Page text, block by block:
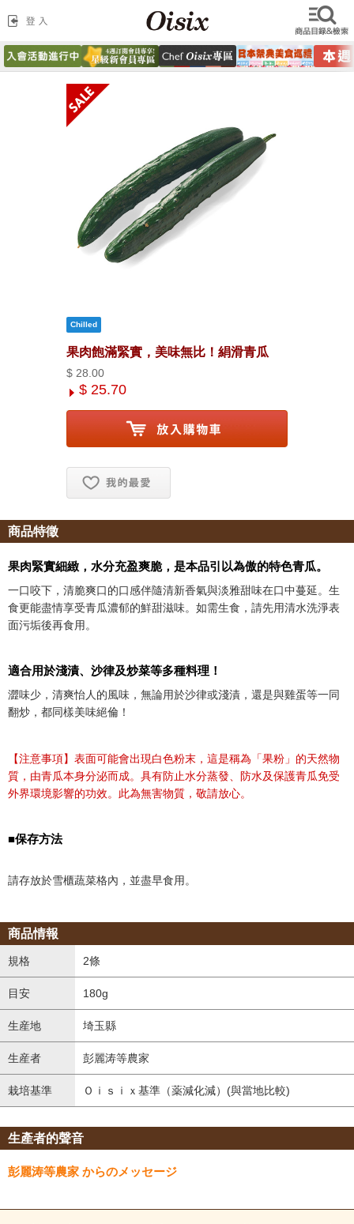
果肉飽滿緊實，美味無比！絹滑青瓜
$ 28.00
$ 25.70
商品特徵
果肉緊實細緻，水分充盈爽脆，是本品引以為傲的特色青瓜。
一口咬下，清脆爽口的口感伴隨清新香氣與淡雅甜味在口中蔓延。生
食更能盡情享受青瓜濃郁的鮮甜滋味。如需生食，請先用清水洗淨表
面污垢後再食用。
適合用於淺漬、沙律及炒菜等多種料理！
澀味少，清爽怡人的風味，無論用於沙律或淺漬，還是與雞蛋等一同
翻炒，都同樣美味絕倫！
【注意事項】表面可能會出現白色粉末，這是稱為「果粉」的天然物
質，由青瓜本身分泌而成。具有防止水分蒸發、防水及保護青瓜免受
外界環境影響的功效。此為無害物質，敬請放心。
■保存方法
請存放於雪櫃蔬菜格內，並盡早食用。
商品情報
規格 2條
目安 180g
生産地 埼玉縣
生産者 彭麗涛等農家
栽培基準 Ｏｉｓｉｘ基準（薬減化減）(與當地比較)
生產者的聲音
彭麗涛等農家 からのメッセージ